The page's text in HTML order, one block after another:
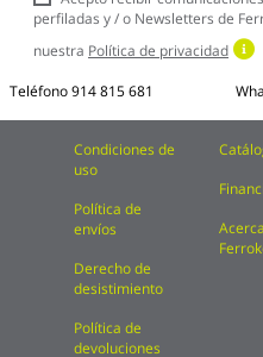
noticias:
perfiladas y / o Newsletters de
nuestra Política de privacidad
Teléfono914 815 681
Condiciones de
uso
Política de
envíos
Derecho de
desistimiento
Política de
devoluciones